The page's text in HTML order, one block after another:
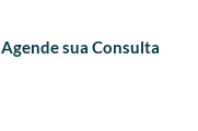
Agende sua Consulta